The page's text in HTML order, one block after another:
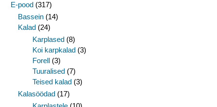
E-pood (317)
Bassein (14)
Kalad (24)
Karplased (8)
Koi karpkalad (3)
Forell (3)
Tuuralised (7)
Teised kalad (3)
Kalasöödad (17)